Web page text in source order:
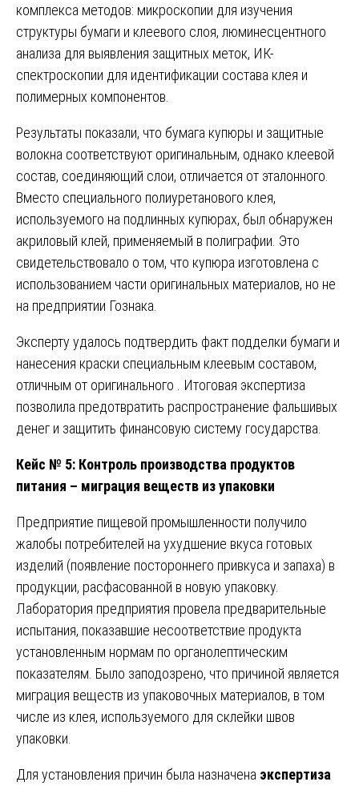
комплекса методов: микроскопии для изучения
структуры бумаги и клеевого слоя, люминесцентного
анализа для выявления защитных меток, ИК-
спектроскопии для идентификации состава клея и
полимерных компонентов.
Результаты показали, что бумага купюры и защитные
волокна соответствуют оригинальным, однако клеевой
состав, соединяющий слои, отличается от эталонного.
Вместо специального полиуретанового клея,
используемого на подлинных купюрах, был обнаружен
акриловый клей, применяемый в полиграфии. Это
свидетельствовало о том, что купюра изготовлена с
использованием части оригинальных материалов, но не
на предприятии Гознака.
Эксперту удалось подтвердить факт подделки бумаги и
нанесения краски специальным клеевым составом,
отличным от оригинального . Итоговая экспертиза
позволила предотвратить распространение фальшивых
денег и защитить финансовую систему государства.
Кейс № 5: Контроль производства продуктов
питания – миграция веществ из упаковки
Предприятие пищевой промышленности получило
жалобы потребителей на ухудшение вкуса готовых
изделий (появление постороннего привкуса и запаха) в
продукции, расфасованной в новую упаковку.
Лаборатория предприятия провела предварительные
испытания, показавшие несоответствие продукта
установленным нормам по органолептическим
показателям. Было заподозрено, что причиной является
миграция веществ из упаковочных материалов, в том
числе из клея, используемого для склейки швов
упаковки.
Для установления причин была назначена экспертиза